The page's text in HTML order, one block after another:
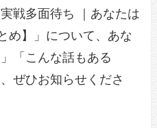
戦多面待ち ｜あなたは
め】」について、あな
「こんな話もある
ぜひお知らせくださ